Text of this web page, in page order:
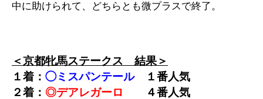
中に助けられて、どちらとも微プラスで終了。
＜京都牝馬ステークス 結果＞
１着： ◯ミスパンテール１番人気
２着： ◎デアレガーロ ４番人気